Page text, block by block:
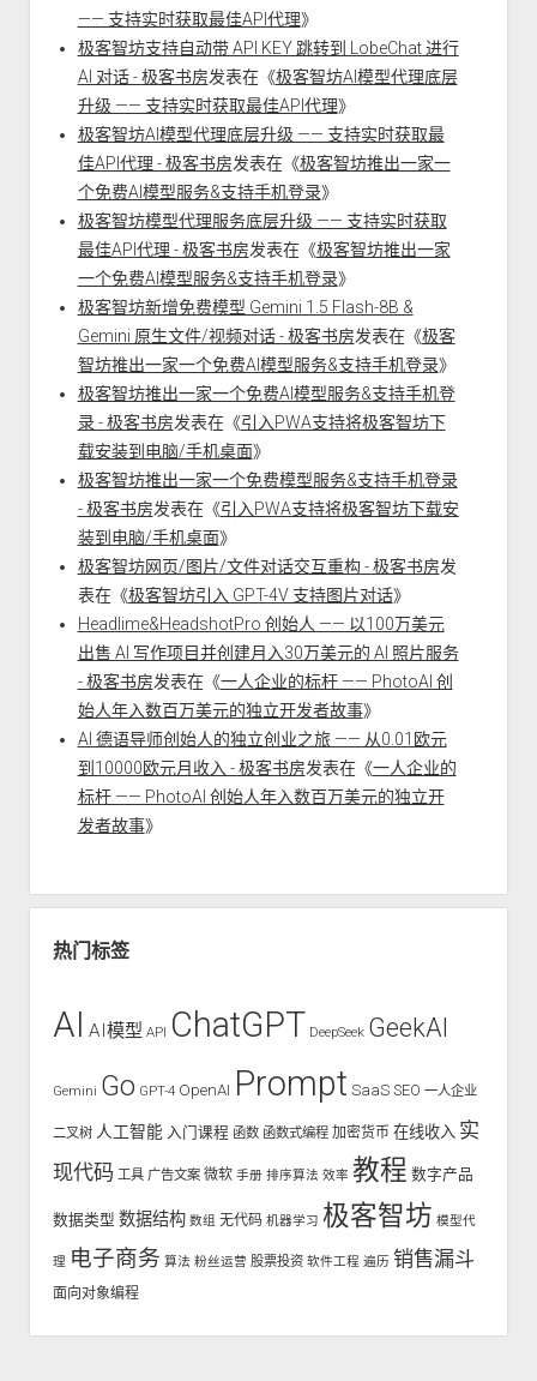
—— 支持实时获取最佳API代理》
极客智坊支持自动带 API KEY 跳转到 LobeChat 进行
AI 对话 - 极客书房发表在《极客智坊AI模型代理底层
升级 —— 支持实时获取最佳API代理》
极客智坊AI模型代理底层升级 —— 支持实时获取最
佳API代理 - 极客书房发表在《极客智坊推出一家一
个免费AI模型服务&支持手机登录》
极客智坊模型代理服务底层升级 —— 支持实时获取
最佳API代理 - 极客书房发表在《极客智坊推出一家
一个免费AI模型服务&支持手机登录》
极客智坊新增免费模型 Gemini 1.5 Flash-8B &
Gemini 原生文件/视频对话 - 极客书房发表在《极客
智坊推出一家一个免费AI模型服务&支持手机登录》
极客智坊推出一家一个免费AI模型服务&支持手机登
录 - 极客书房发表在《引入PWA支持将极客智坊下
载安装到电脑/手机桌面》
极客智坊推出一家一个免费模型服务&支持手机登录
- 极客书房发表在《引入PWA支持将极客智坊下载安
装到电脑/手机桌面》
极客智坊网页/图片/文件对话交互重构 - 极客书房发
表在《极客智坊引入 GPT-4V 支持图片对话》
Headlime&HeadshotPro 创始人 —— 以100万美元
出售 AI 写作项目并创建月入30万美元的 AI 照片服务
- 极客书房发表在《一人企业的标杆 —— PhotoAI 创
始人年入数百万美元的独立开发者故事》
AI 德语导师创始人的独立创业之旅 —— 从0.01欧元
到10000欧元月收入 - 极客书房发表在《一人企业的
标杆 —— PhotoAI 创始人年入数百万美元的独立开
发者故事》
热门标签
AI AI模型 API ChatGPT DeepSeek GeekAI
Gemini Go GPT-4 OpenAI Prompt SaaS SEO 一人企业
二叉树 人工智能 入门课程 函数 函数式编程 加密货币 在线收入 实
现代码 工具 广告文案 微软 手册 排序算法 效率 教程 数字产品
数据类型 数据结构 数组 无代码 机器学习 极客智坊 模型代
理 电子商务 算法 粉丝运营 股票投资 软件工程 遍历 销售漏斗
面向对象编程